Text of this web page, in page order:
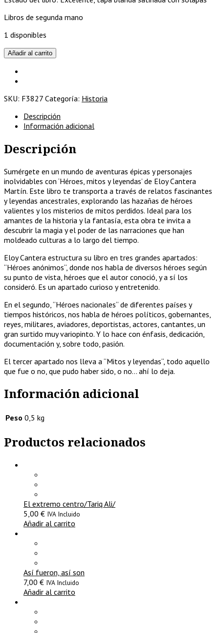
Libros de segunda mano
1 disponibles
Héroes,
mitos
leyendas
Añadir al carrito
SKU: F3827 Categoría: Historia
Descripción
Información adicional
Descripción
Sumérgete en un mundo de aventuras épicas y personajes
inolvidables con ‘Héroes, mitos y leyendas’ de Eloy Cantera
Martín. Este libro te transporta a través de relatos fascinantes
y leyendas ancestrales, explorando las hazañas de héroes
valientes y los misterios de mitos perdidos. Ideal para los
amantes de la historia y la fantasía, esta obra te invita a
descubrir la magia y el poder de las narraciones que han
moldeado culturas a lo largo del tiempo.
Eloy Cantera estructura su libro en tres grandes apartados:
“Héroes anónimos“, donde nos habla de diversos héroes según
su punto de vista, héroes que el autor conoció, y a sí los
consideró. Es un apartado curioso y entretenido.
En el segundo, “Héroes nacionales“ de diferentes países y
tiempos históricos, nos habla de héroes políticos, gobernantes,
reyes, militares, aviadores, deportistas, actores, cantantes, un
gran surtido muy variopinto. Y lo hace con énfasis, dedicación,
documentación y, sobre todo, pasión.
El tercer apartado nos lleva a “Mitos y leyendas“, todo aquello
que fue o no, que pudo haber sido, o no… ahí lo deja.
Información adicional
Peso 0,5 kg
Productos relacionados
El extremo centro/Tariq Ali/
5,00 € IVA Incluido
Añadir al carrito
Así fueron, así son
7,00 € IVA Incluido
Añadir al carrito